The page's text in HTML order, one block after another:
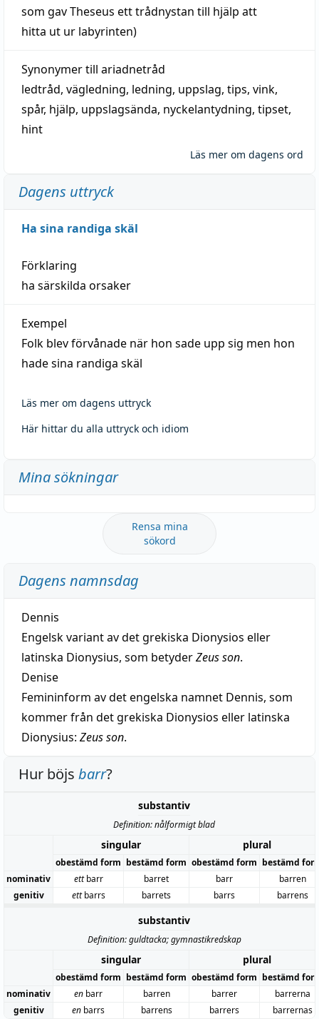
som gav Theseus ett trådnystan till hjälp att
hitta ut ur labyrinten)
Synonymer till ariadnetråd
ledtråd, vägledning, ledning, uppslag, tips, vink,
spår, hjälp, uppslagsända, nyckelantydning, tipset,
hint
Läs mer om dagens ord
Dagens uttryck
Ha sina randiga skäl
Förklaring
ha särskilda orsaker
Exempel
Folk blev förvånade när hon sade upp sig men hon
hade sina randiga skäl
Läs mer om dagens uttryck
Här hittar du alla uttryck och idiom
Mina sökningar
Rensa mina
sökord
Dagens namnsdag
Dennis
Engelsk variant av det grekiska Dionysios eller
latinska Dionysius, som betyderZeus son.
Denise
Femininform av det engelska namnet Dennis, som
kommer från det grekiska Dionysios eller latinska
Dionysius: Zeus son.
Hur böjs barr?
substantiv
Definition: nålformigt blad
singular plural
obestämd form bestämd form obestämd form bestämd
nominativ
ettbarr barret barr
barren
genitiv
ettbarrs barrets barrs barrens
substantiv
Definition: guldtacka; gymnastikredskap
singular plural
obestämd form bestämd form obestämd form bestämd
nominativ
en barr barren barrer
barrerna
genitiv
en barrs barrens barrers barrernas